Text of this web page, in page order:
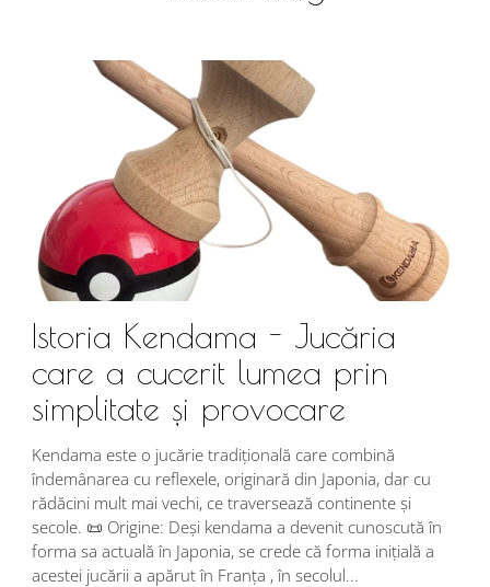
Istoria Kendama - Jucăria
care a cucerit lumea prin
simplitate și provocare
Kendama este o jucărie tradițională care combină
îndemânarea cu reflexele, originară din Japonia, dar cu
rădăcini mult mai vechi, ce traversează continente și
secole. 📜 Origine: Deși kendama a devenit cunoscută în
forma sa actuală în Japonia, se crede că forma inițială a
acestei jucării a apărut în Franța , în secolul...